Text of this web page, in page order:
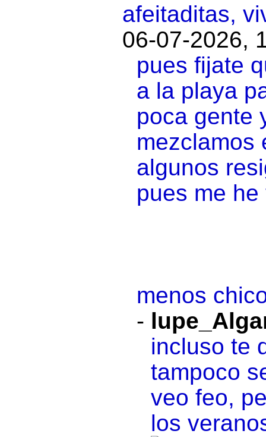
afeitaditas,
06-07-2026,
pues fijate
a la playa
poca gente
mezclamos
algunos
pues me
menos
-
incluso te
tampoco
veo feo,
los